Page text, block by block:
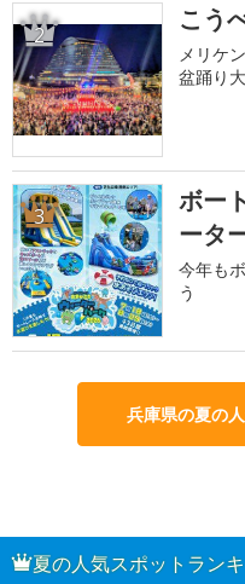
2 こう
メリケ
盆踊り
3
ボー
ータ
今年も
う
兵庫県の夏の
夏の人気スポットラン